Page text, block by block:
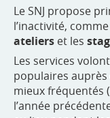
Le SNJ propose
l’inactivité,
ateliers et les
Les services
populaires
mieux fréquentés
l’année